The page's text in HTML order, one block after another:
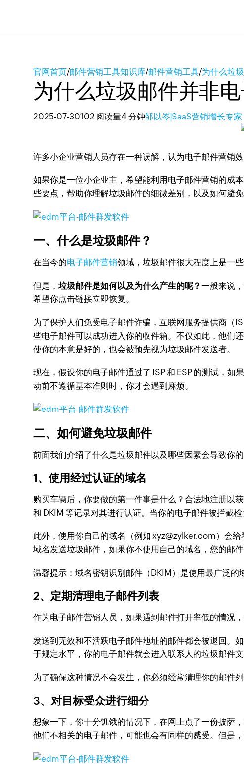
官网首页/邮件营销工具知识库/邮件营销工具/为什么垃
为什么垃圾邮件并非
2025-07-30102 阅读量4 分钟邹以岑|SaaS营销增长专家
许多小企业营销人员存在一种误解，认为电子邮件营销
如果你是一位小企业主，希望能利用电子邮件营销的成
些要点，帮助你理解垃圾邮件的细微差别，以及如何避
一、什么是垃圾邮件？
在当今的电子邮件营销领域，垃圾邮件很大程度上是一
但是，垃圾邮件是如何以及为什么产生的呢？一般来说
希望你点击链接立即恢复。
为了保护人们免受电子邮件诈骗，互联网服务提供商（
些电子邮件可以成功进入你的收件箱。不仅如此，他们
使你的本意是好的，也会被预先视为垃圾邮件发送者。
现在，假设你的电子邮件通过了 ISP 和 ESP 的测试，
动前不遵循基本准则时，你才会遇到麻烦。
二、如何避免垃圾邮件
前面我们介绍了什么是垃圾邮件以及哪些因素会导致你
1、使用经过认证的域名
购买车辆后，你要做的第一件事是什么？合法地注册以
和 DKIM 等记录对其进行认证。当你的电子邮件被拦截
此外，使用你自己的域名（例如 xyz@zylker.com）会
域名发送垃圾邮件，如果你不使用自己的域名，您的邮件
温馨提示：域名密钥识别邮件（DKIM）是使用最广泛的
2、定期清理电子邮件列表
作为电子邮件营销人员，如果遇到邮件打开率低的情况
发送到无效和不活跃电子邮件地址的邮件都会被退回。
于规定水平，你的电子邮件就会进入联系人的垃圾邮件文
为了确保这种情况不会发生，你必须经常清理你的邮件
3、对目标受众进行细分
想象一下，你十分饥饿的情况下，在网上点了一份披萨
他们不相关的电子邮件，可能也会有同样的感受。但是